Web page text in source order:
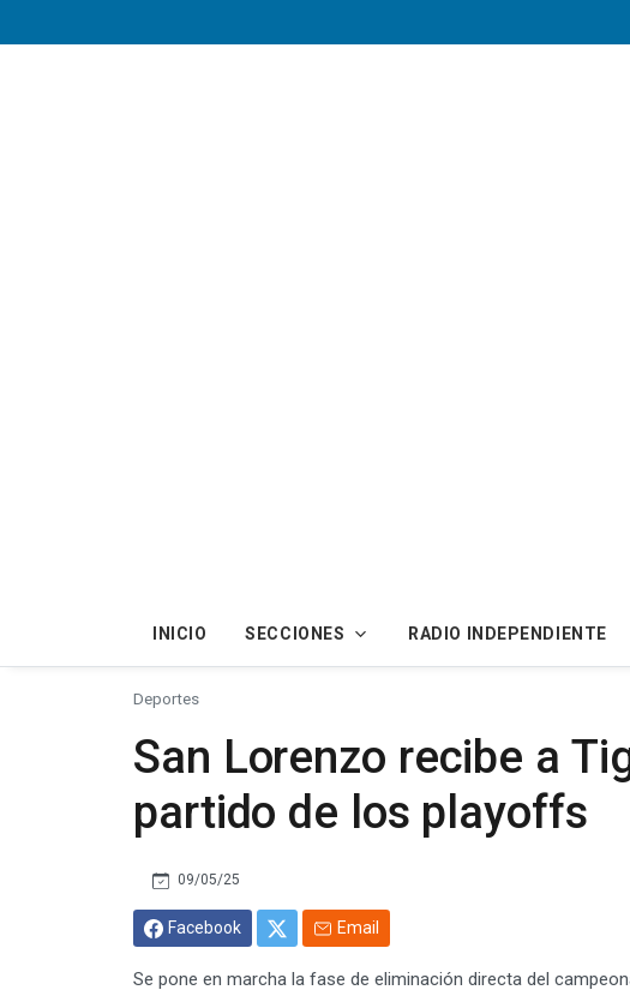
INICIO SECCIONES RADIO INDEPENDIENTE
Deportes
San Lorenzo recibe a
partido de los playoffs
09/05/25
Facebook Email
Se pone en marcha la fase de eliminación directa del